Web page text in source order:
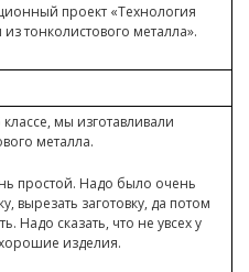
проект «Технология
тонколистового металла».
мы изготавливали
металла.
простой. Надо было очень
вырезать заготовку, да потом
Надо сказать, что не увсех у
изделия.